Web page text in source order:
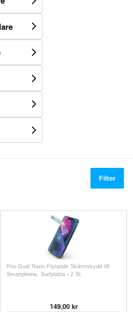
Filter
Prio Dual Nano Flytande Skärmskydd till
Smartphone, Surfplatta - 2 St.
149,00kr